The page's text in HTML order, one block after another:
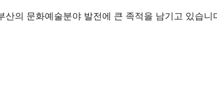
의 문화예술분야 발전에 큰 족적을 남기고 있습니